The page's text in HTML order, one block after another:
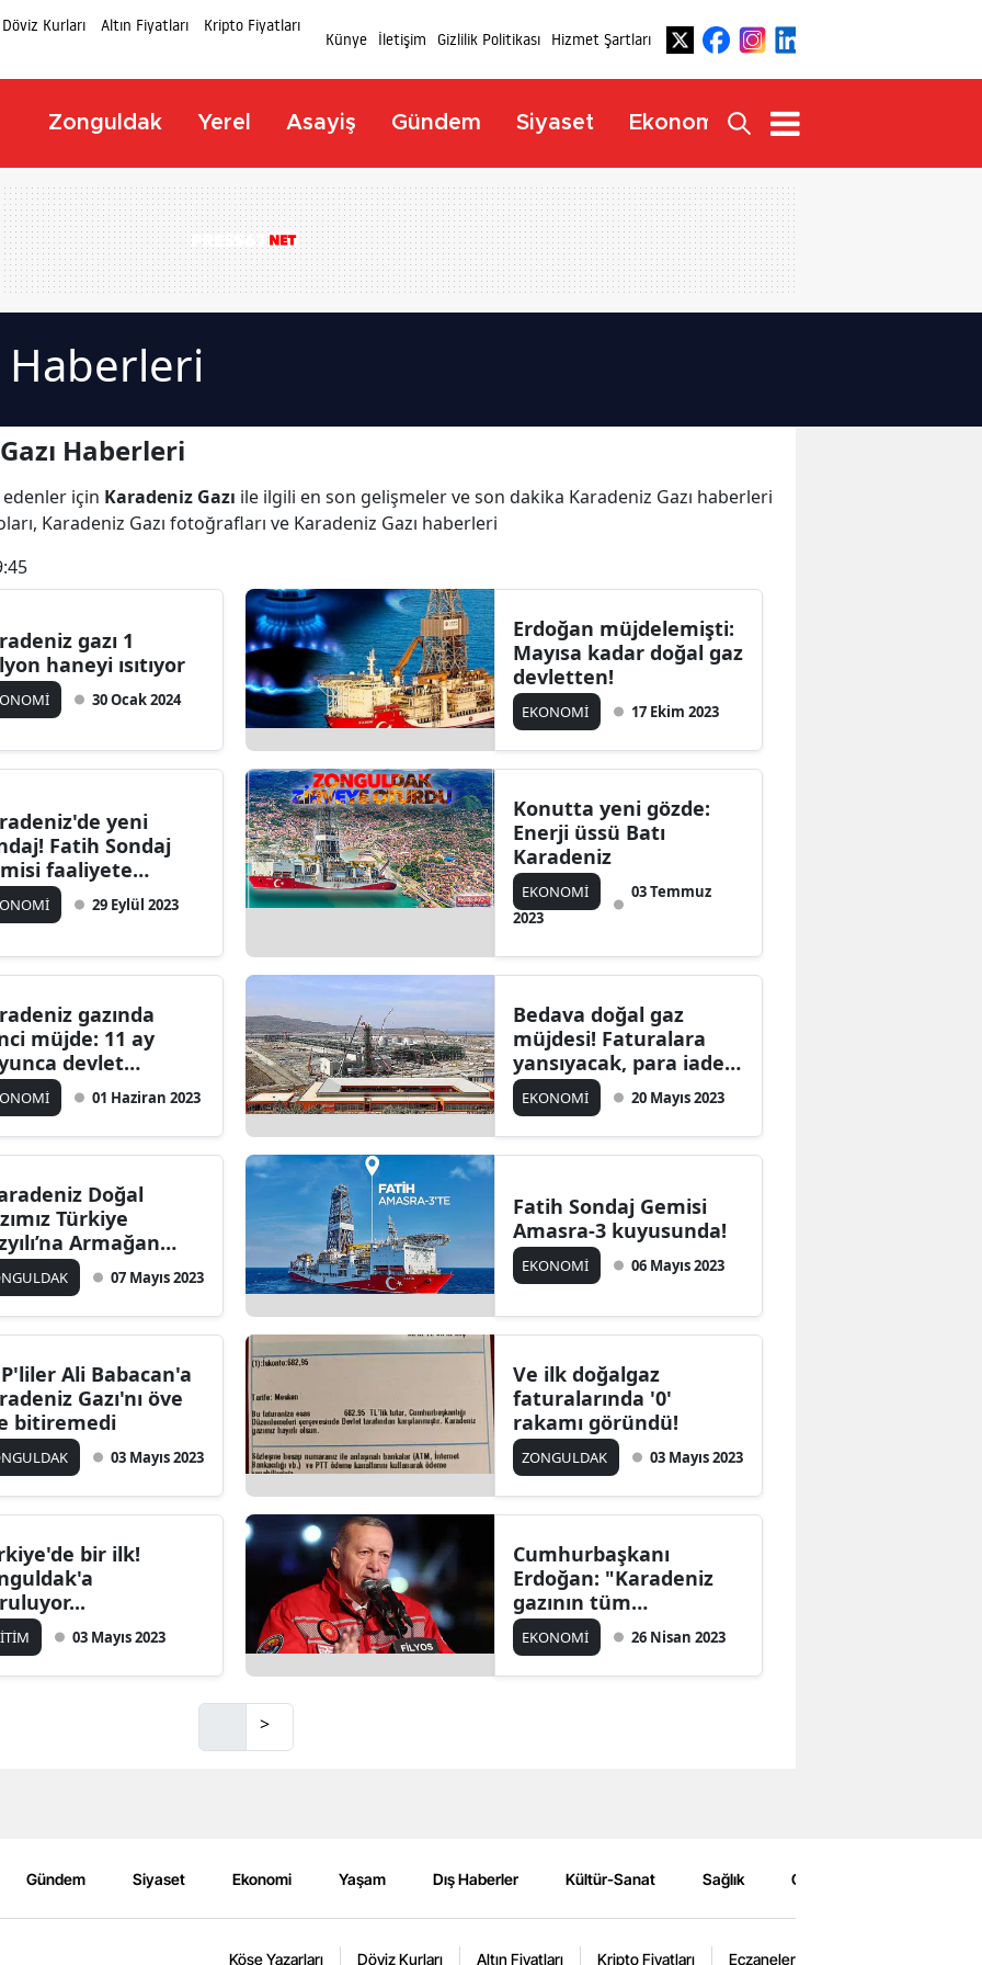
Döviz Kurları Altın Fiyatları
Kripto Fiyatları
Künye İletişim Gizlilik Politikası Hizmet Şartları
Zonguldak Yerel Asayiş Gündem Siyaset Ekonomi Yaşam
Haberleri
Haberleri
için Karadeniz Gazı ile ilgili en son gelişmeler ve son dakika Karadeniz Gazı haberleri
Karadeniz Gazı fotoğrafları ve Karadeniz Gazı haberleri
gazı 1
haneyi ısıtıyor
30 Ocak 2024
Erdoğan müjdelemişti:
Mayısa kadar doğal gaz
devletten!
EKONOMİ 17 Ekim 2023
yeni
Fatih Sondaj
faaliyete
29 Eylül 2023
Konutta yeni gözde:
Enerji üssü Batı
Karadeniz
EKONOMİ
03 Temmuz
2023
gazında
müjde: 11 ay
devlet
01 Haziran 2023
Bedava doğal gaz
müjdesi! Faturalara
yansıyacak, para iadesi
yapılacak
EKONOMİ 20 Mayıs 2023
Doğal
Türkiye
Armağan
"
07 Mayıs 2023
Fatih Sondaj Gemisi
Amasra-3 kuyusunda!
EKONOMİ 06 Mayıs 2023
Ali Babacan'a
Gazı'nı öve
bitiremedi
03 Mayıs 2023
Ve ilk doğalgaz
faturalarında '0'
rakamı göründü!
ZONGULDAK 03 Mayıs 2023
bir ilk!
03 Mayıs 2023
Cumhurbaşkanı
Erdoğan: "Karadeniz
gazının tüm
vatandaşlarıma
yansıması çok farklı
olacak"
EKONOMİ 26 Nisan 2023
>
Gündem Siyaset Ekonomi Yaşam Dış Haberler Kültür-Sanat Sağlık Çevre
Köşe Yazarları Döviz Kurları Altın Fiyatları Kripto Fiyatları Eczaneler